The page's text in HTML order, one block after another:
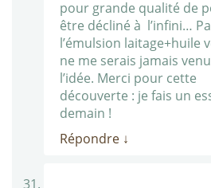
pour grande qualité de
être décliné à l’infini…
l’émulsion laitage+huile
ne me serais jamais
l’idée. Merci pour cette
découverte : je fais un
demain !
Répondre ↓